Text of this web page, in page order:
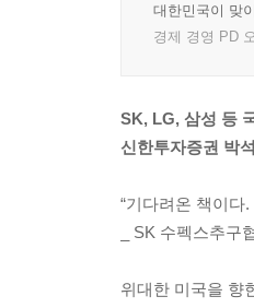
대한민국이 맞
경제 경영 PD
SK, LG, 삼성 등
신한투자증권 박
“기다려온 책이다
_ SK 수펙스추구
위대한 미국을 향